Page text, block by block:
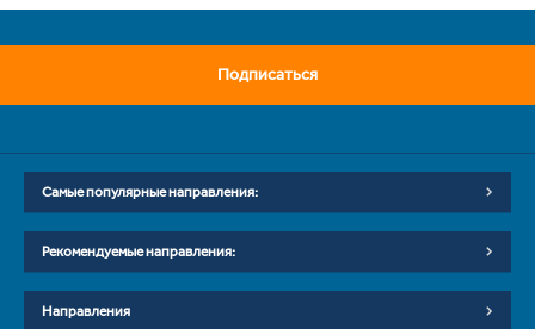
Подписаться
Самые популярные направления:
Рекомендуемые направления:
Направления